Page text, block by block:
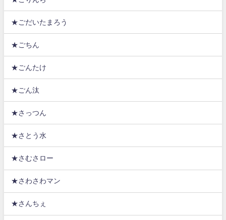
★ごだいたまろう
★ごちん
★ごんたけ
★ごん汰
★さっつん
★さとう水
★さむさロー
★さわさわマン
★さんちぇ